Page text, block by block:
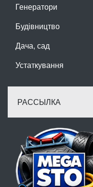
Генератори
Будівництво
Дача, сад
Устаткування
РАССЫЛКА